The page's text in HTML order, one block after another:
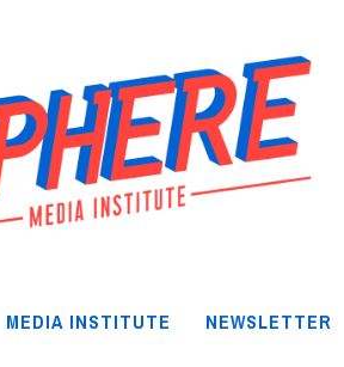
MEDIA INSTITUTE NEWSLETTER